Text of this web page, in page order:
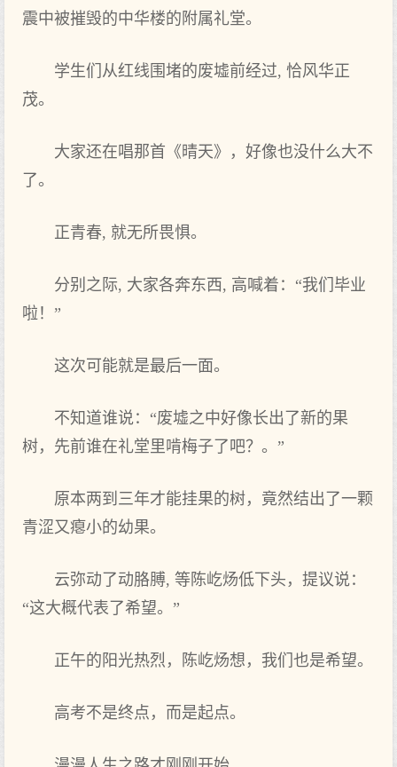
震中被摧毁的中华楼的附属礼堂。
学生们从红线围堵的废墟前经过, 恰风华正
茂。
大家还在唱那首《晴天》，好像也没什么大不
了。
正青春, 就无所畏惧。
分别之际, 大家各奔东西, 高喊着：“我们毕业
啦！”
这次可能就是最后一面。
不知道谁说：“废墟之中好像长出了新的果
树，先前谁在礼堂里啃梅子了吧？。”
原本两到三年才能挂果的树，竟然结出了一颗
青涩又瘪小的幼果。
云弥动了动胳膊, 等陈屹炀低下头，提议说：
“这大概代表了希望。”
正午的阳光热烈，陈屹炀想，我们也是希望。
高考不是终点，而是起点。